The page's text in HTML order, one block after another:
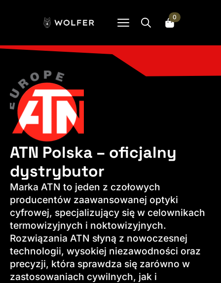
0
ATN Polska – oficjalny
dystrybutor
Marka ATN to jeden z czołowych
producentów zaawansowanej optyki
cyfrowej, specjalizujący się w celownikach
termowizyjnych i noktowizyjnych.
Rozwiązania ATN słyną z nowoczesnej
technologii, wysokiej niezawodności oraz
precyzji, która sprawdza się zarówno w
zastosowaniach cywilnych, jak i